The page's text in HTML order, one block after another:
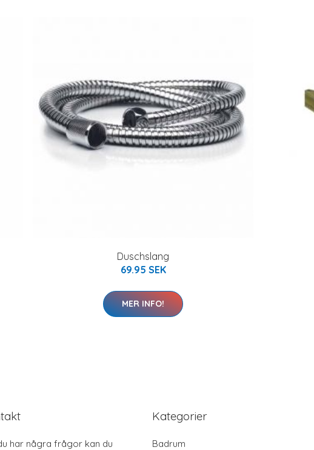
Duschslang
69.95 SEK
MER INFO!
har några frågor kan du
Kategorier
Badrum